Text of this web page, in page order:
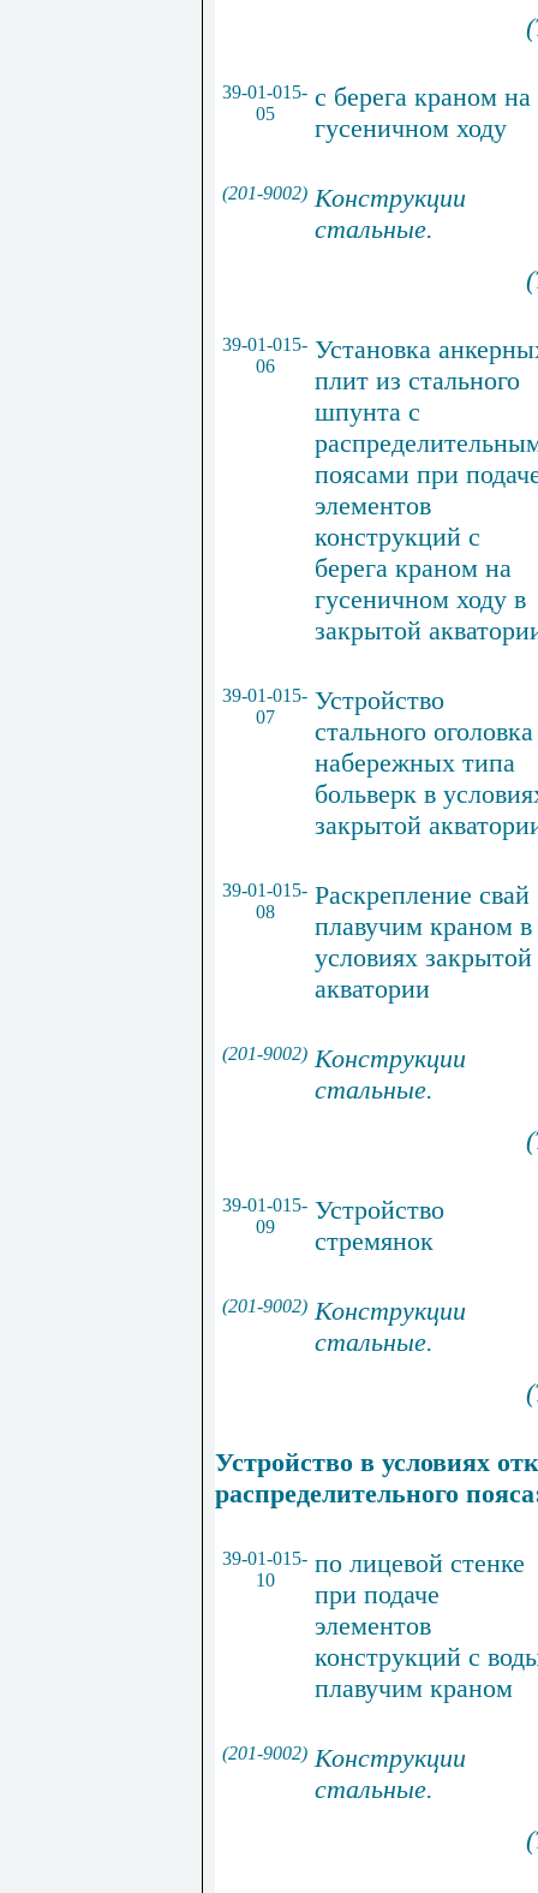
(
39-01-015-
05
с берега краном на
гусеничном ходу
(201-9002) Конструкции
стальные.
(
39-01-015-
06
Установка
плит из стального
шпунта с
поясами при
элементов
конструкций с
берега краном на
гусеничном ходу в
закрытой
39-01-015-
07
Устройство
стального оголовка
набережных типа
больверк в
закрытой
39-01-015-
08
Раскрепление свай
плавучим краном в
условиях закрытой
акватории
(201-9002) Конструкции
стальные.
(
39-01-015-
09
Устройство
стремянок
(201-9002) Конструкции
стальные.
(
Устройство в условиях
распределительного
39-01-015-
10
по лицевой стенке
при подаче
элементов
конструкций с
плавучим краном
(201-9002) Конструкции
стальные.
(